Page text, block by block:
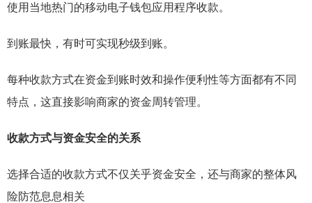
使用当地热门的移动电子钱包应用程序收款。
到账最快，有时可实现秒级到账。
每种收款方式在资金到账时效和操作便利性等方面都有不同
特点，这直接影响商家的资金周转管理。
收款方式与资金安全的关系
选择合适的收款方式不仅关乎资金安全，还与商家的整体风
险防范息息相关